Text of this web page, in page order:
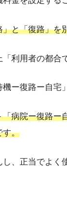
と「復路」を
利用者の都合
ー復路ー自宅
病院ー復路ー
す。
、正当でよく